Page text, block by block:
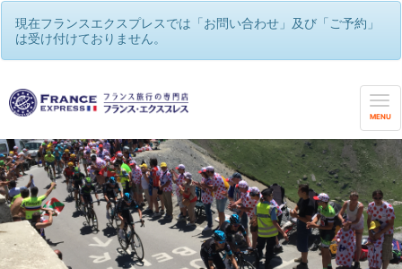
現在フランスエクスプレスでは「お問い合わせ」及び「ご予約」
は受け付けておりません。
MENU